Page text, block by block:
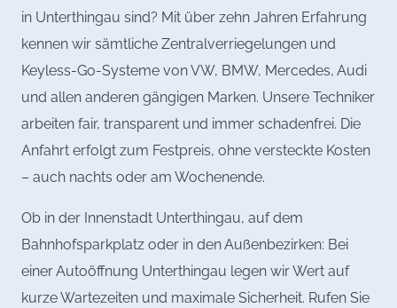
in Unterthingau sind? Mit über zehn Jahren Erfahrung
kennen wir sämtliche Zentralverriegelungen und
Keyless-Go-Systeme von VW, BMW, Mercedes, Audi
und allen anderen gängigen Marken. Unsere Techniker
arbeiten fair, transparent und immer schadenfrei. Die
Anfahrt erfolgt zum Festpreis, ohne versteckte Kosten
– auch nachts oder am Wochenende.
Ob in der Innenstadt Unterthingau, auf dem
Bahnhofsparkplatz oder in den Außenbezirken: Bei
einer Autoöffnung Unterthingau legen wir Wert auf
kurze Wartezeiten und maximale Sicherheit. Rufen Sie